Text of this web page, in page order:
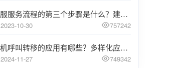
客服服务流程的第三个步骤是什么？建议企业阅读
2023-10-30 757242
座机呼叫转移的应用有哪些？多样化应用场景解析
2024-11-27 749342